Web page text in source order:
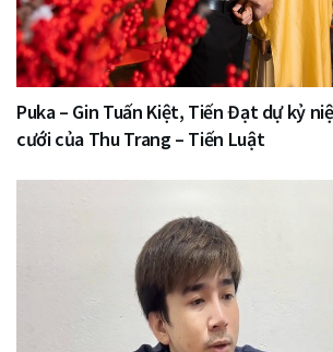
Puka – Gin Tuấn Kiệt, Tiến Đạt dự kỷ
cưới của Thu Trang – Tiến Luật